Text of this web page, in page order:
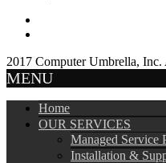
2017 Computer Umbrella,
MENU
Home
OUR SERVICES
Managed Service
Installation &